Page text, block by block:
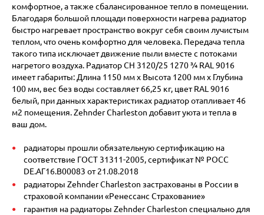
комфортное, а также сбалансированное тепло в помещении.
Благодаря большой площади поверхности нагрева радиатор
быстро нагревает пространство вокруг себя своим лучистым
теплом, что очень комфортно для человека. Передача тепла
такого типа исключает движение пыли вместе с потоками
нагретого воздуха. Радиатор CH 3120/25 1270 ¾ RAL 9016
имеет габариты: Длина 1150 мм х Высота 1200 мм х Глубина
100 мм, вес без воды составляет 66,25 кг, цвет RAL 9016
белый, при данных характеристиках радиатор отапливает 46
м2 помещения. Zehnder Charleston добавит уюта и тепла в
ваш дом.
радиаторы прошли обязательную сертификацию на
соответствие ГОСТ 31311-2005, сертификат № POCC
DE.АГ16.В00083 от 21.08.2018
радиаторы Zehnder Charleston застрахованы в России в
страховой компании «Ренессанс Страхование»
гарантия на радиаторы Zehnder Charleston специально для